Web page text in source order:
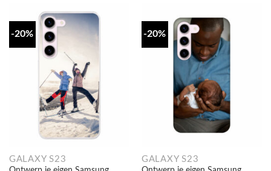
Ontwerp je eigen Samsung
Galaxy S23 hoesje – soft
Ontwerp je eigen Samsung
Galaxy S23 Tough hoesje –